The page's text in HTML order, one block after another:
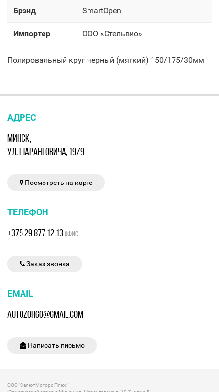
Брэнд SmartOpen
Импортер OOO «Стельвио»
Полировальный круг черный (мягкий) 150/175/30мм
АДРЕС
МИНСК,
УЛ. ШАРАНГОВИЧА, 19/9
Посмотреть на карте
ТЕЛЕФОН
+375 29 877 12 13ОФИС
Заказ звонка
EMAIL
AUTOZORGO@GMAIL.COM
Написать письмо
ООО "СалютМоторс Плюс"